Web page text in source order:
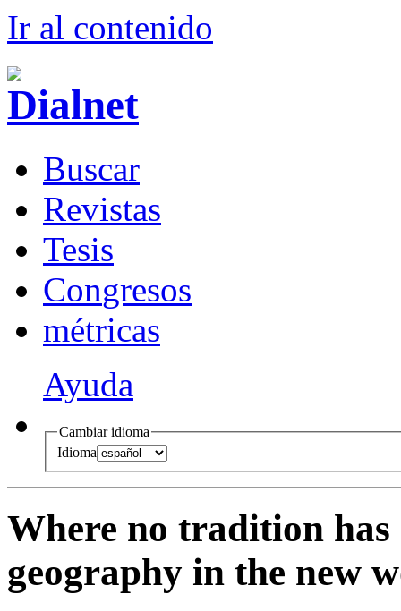
Ir al contenido
Buscar
Revistas
Tesis
Congresos
métricas
Ayuda
Cambiar idioma
Idioma
Where no tradition has
geography in the new